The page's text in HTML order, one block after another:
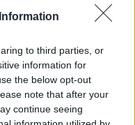
to third parties, or
information for
the below opt-out
note that after your
continue seeing
ξυπνώντας το
άγνωστο να
και